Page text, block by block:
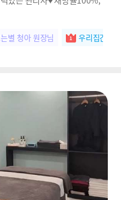
별 청아 원장님 우리집간판